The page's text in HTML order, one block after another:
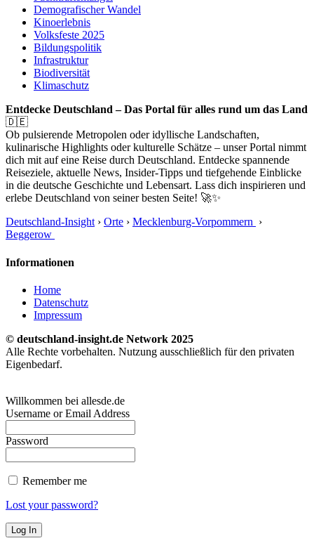
Demografischer Wandel
Kinoerlebnis
Volksfeste 2025
Bildungspolitik
Infrastruktur
Biodiversität
Klimaschutz
Entdecke Deutschland – Das Portal für alles rund um das Land
🇩🇪
Ob pulsierende Metropolen oder idyllische Landschaften,
kulinarische Highlights oder kulturelle Schätze – unser Portal nimmt
dich mit auf eine Reise durch Deutschland. Entdecke spannende
Reiseziele, aktuelle News, Insider-Tipps und tiefgehende Einblicke
in die deutsche Geschichte und Lebensart. Lass dich inspirieren und
erlebe Deutschland von seiner besten Seite! 🚀✨
Deutschland-Insight › Orte › Mecklenburg-Vorpommern ›
Beggerow
Informationen
Home
Datenschutz
Impressum
© deutschland-insight.de Network 2025
Alle Rechte vorbehalten. Nutzung ausschließlich für den privaten
Eigenbedarf.
Willkommen bei allesde.de
Username or Email Address
Password
Remember me
Lost your password?